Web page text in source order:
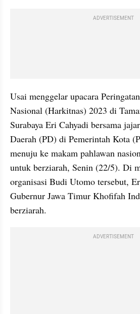
ADVERTISEMENT
Usai menggelar upacara
Nasional (Harkitnas) 2023 di
Surabaya Eri Cahyadi bersama
Daerah (PD) di Pemerintah Kota
menuju ke makam pahlawan
untuk berziarah, Senin (22/5). Di
organisasi Budi Utomo tersebut,
Gubernur Jawa Timur Khofifah
berziarah.
ADVERTISEMENT